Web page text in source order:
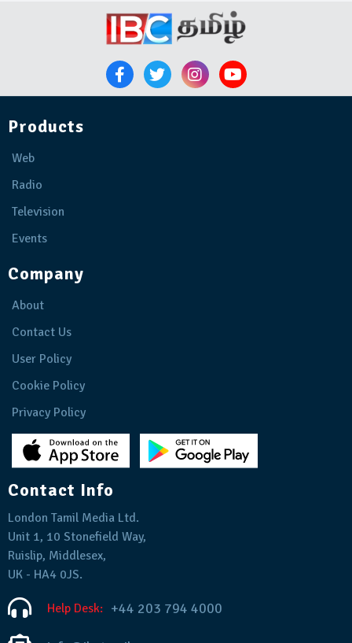
Products
Web
Radio
Television
Events
Company
About
Contact Us
User Policy
Cookie Policy
Privacy Policy
Contact Info
London Tamil Media Ltd.
Unit 1, 10 Stonefield Way,
Ruislip, Middlesex,
UK - HA4 0JS.
Help Desk: +44 203 794 4000